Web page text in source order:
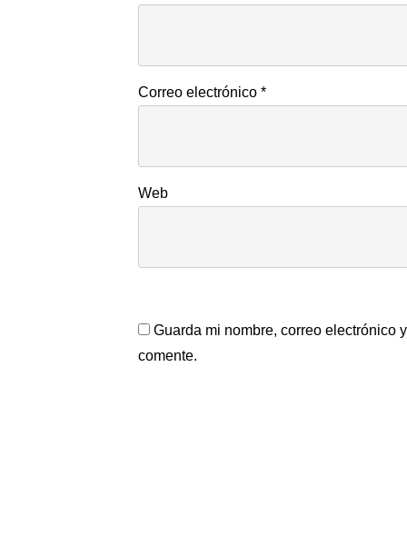
Correo electrónico *
Web
Guarda mi nombre, correo electrónico
comente.